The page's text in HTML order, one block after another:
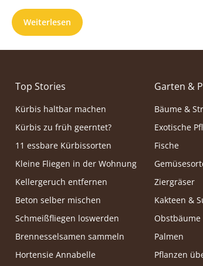
Weiterlesen
Top Stories
Kürbis haltbar machen
Kürbis zu früh geerntet?
11 essbare Kürbissorten
Kleine Fliegen in der Wohnung
Kellergeruch entfernen
Beton selber mischen
Schmeißfliegen loswerden
Brennesselsamen sammeln
Hortensie Annabelle
Garten &
Bäume &
Exotische
Fische
Ziergräser
Kakteen &
Obstbäume
Palmen
Pflanzen